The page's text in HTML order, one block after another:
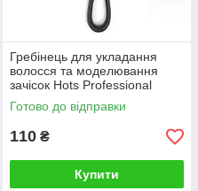
Гребінець для укладання
волосся та моделювання
зачісок Hots Professional
Akula Black (HP22456-BLK)
Готово до відправки
110 ₴
Купити